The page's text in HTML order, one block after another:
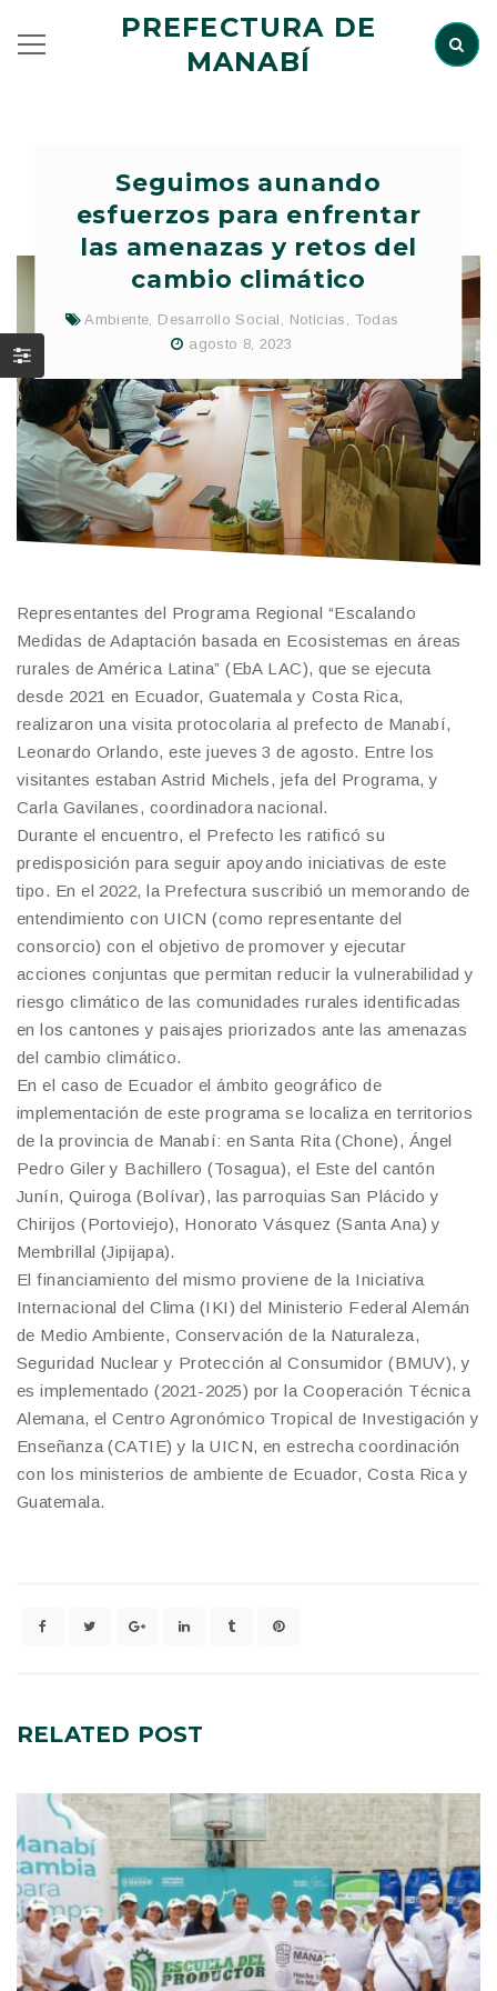
PREFECTURA DE
MANABÍ
Seguimos aunando
esfuerzos para enfrentar
las amenazas y retos del
cambio climático
Ambiente Desarrollo Social Noticias
Todas
agosto 8, 2023
Representantes del Programa Regional “Escalando
Medidas de Adaptación basada en Ecosistemas en áreas
rurales de América Latina” (EbA LAC), que se ejecuta
desde 2021 en Ecuador, Guatemala y Costa Rica,
realizaron una visita protocolaria al prefecto de Manabí,
Leonardo Orlando, este jueves 3 de agosto. Entre los
visitantes estaban Astrid Michels, jefa del Programa, y
Carla Gavilanes, coordinadora nacional.
Durante el encuentro, el Prefecto les ratificó su
predisposición para seguir apoyando iniciativas de este
tipo. En el 2022, la Prefectura suscribió un memorando de
entendimiento con UICN (como representante del
consorcio) con el objetivo de promover y ejecutar
acciones conjuntas que permitan reducir la vulnerabilidad y
riesgo climático de las comunidades rurales identificadas
en los cantones y paisajes priorizados ante las amenazas
del cambio climático.
En el caso de Ecuador el ámbito geográfico de
implementación de este programa se localiza en territorios
de la provincia de Manabí: en Santa Rita (Chone), Ángel
Pedro Giler y Bachillero (Tosagua), el Este del cantón
Junín, Quiroga (Bolívar), las parroquias San Plácido y
Chirijos (Portoviejo), Honorato Vásquez (Santa Ana) y
Membrillal (Jipijapa).
El financiamiento del mismo proviene de la Iniciativa
Internacional del Clima (IKI) del Ministerio Federal Alemán
de Medio Ambiente, Conservación de la Naturaleza,
Seguridad Nuclear y Protección al Consumidor (BMUV), y
es implementado (2021-2025) por la Cooperación Técnica
Alemana, el Centro Agronómico Tropical de Investigación y
Enseñanza (CATIE) y la UICN, en estrecha coordinación
con los ministerios de ambiente de Ecuador, Costa Rica y
Guatemala.
RELATED POST